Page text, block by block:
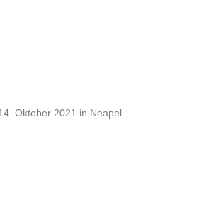
Oktober 2021 in Neapel.